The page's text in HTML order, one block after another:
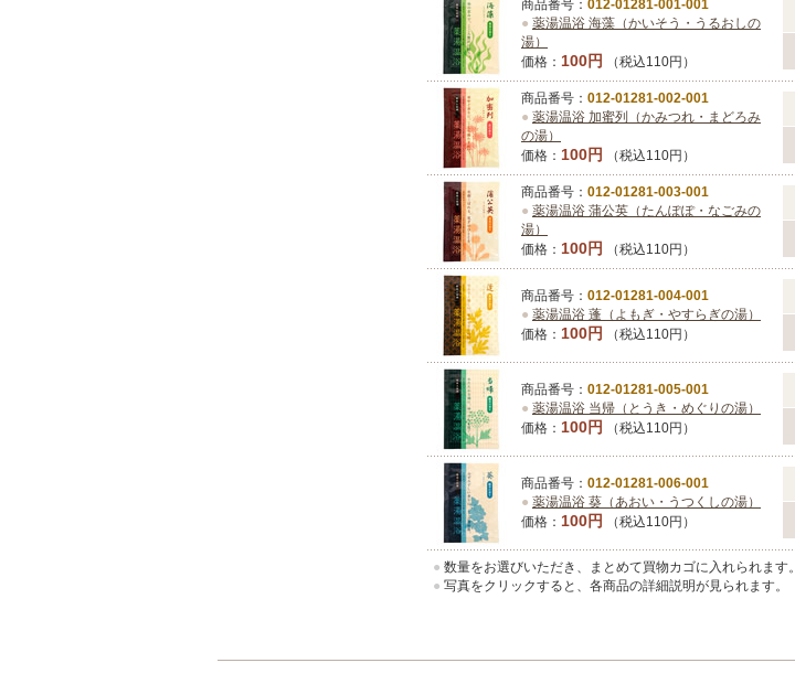
商品番号： 012-01281-001-001
● 薬湯温浴 海藻（かいそう・うるおしの
湯）
価格： 100円 （税込110円）
商品番号： 012-01281-002-001
● 薬湯温浴 加蜜列（かみつれ・まどろみ
の湯）
価格： 100円 （税込110円）
商品番号： 012-01281-003-001
● 薬湯温浴 蒲公英（たんぽぽ・なごみの
湯）
価格： 100円 （税込110円）
商品番号： 012-01281-004-001
● 薬湯温浴 蓬（よもぎ・やすらぎの湯）
価格： 100円 （税込110円）
商品番号： 012-01281-005-001
● 薬湯温浴 当帰（とうき・めぐりの湯）
価格： 100円 （税込110円）
商品番号： 012-01281-006-001
● 薬湯温浴 葵（あおい・うつくしの湯）
価格： 100円 （税込110円）
● 数量をお選びいただき、まとめて買物カゴに入れられます。
● 写真をクリックすると、各商品の詳細説明が見られます。